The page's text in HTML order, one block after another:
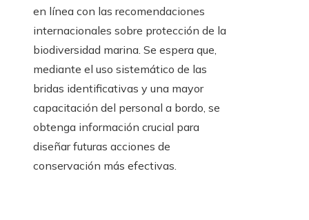
en línea con las recomendaciones
internacionales sobre protección de la
biodiversidad marina. Se espera que,
mediante el uso sistemático de las
bridas identificativas y una mayor
capacitación del personal a bordo, se
obtenga información crucial para
diseñar futuras acciones de
conservación más efectivas.